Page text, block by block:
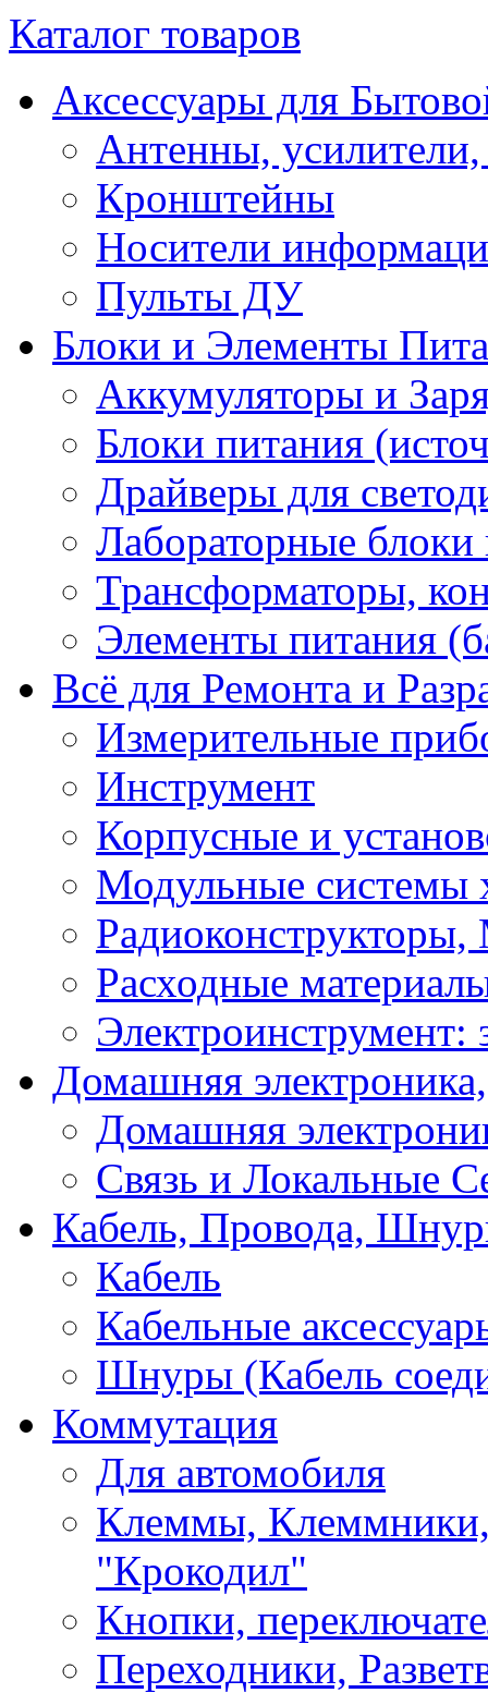
Каталог товаров
Аксессуары для
Антенны, усилители,
Кронштейны
Носители
Пульты ДУ
Блоки и Элементы
Аккумуляторы и
Блоки питания
Драйверы для
Лабораторные блоки
Трансформаторы,
Элементы питания
Всё для Ремонта и
Измерительные
Инструмент
Корпусные и
Модульные системы
Расходные
Электроинструмент:
Домашняя
Домашняя
Связь и Локальные
Кабель, Провода,
Кабель
Кабельные
Шнуры (Кабель
Коммутация
Для автомобиля
Клеммы,
"Крокодил"
Кнопки,
Переходники,